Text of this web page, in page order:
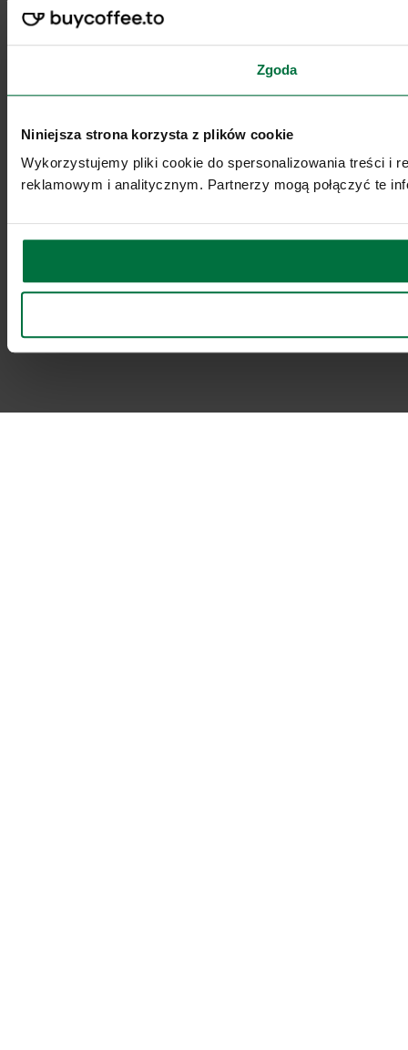
Zgoda
Niniejsza strona korzysta z plików cookie
Wykorzystujemy pliki cookie do spersonalizowania treści i
reklamowym i analitycznym. Partnerzy mogą połączyć te